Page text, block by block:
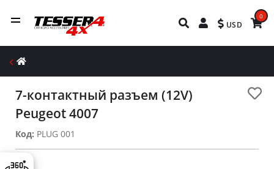
USD
0
7-контактный разъем (12V)
Peugeot 4007
Код: PLUG 001